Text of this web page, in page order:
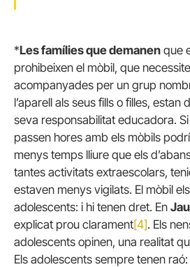
*Les famílies que demanen que
prohibeixen el mòbil, que
acompanyades per un grup
l’aparell als seus fills o filles, estan
seva responsabilitat educadora.
passen hores amb els mòbils
menys temps lliure que els
tantes activitats extraescolars,
estaven menys vigilats. El mòbil
adolescents: i hi tenen dret. En
explicat prou clarament[4]. Els
adolescents opinen, una realitat
Els adolescents sempre tenen